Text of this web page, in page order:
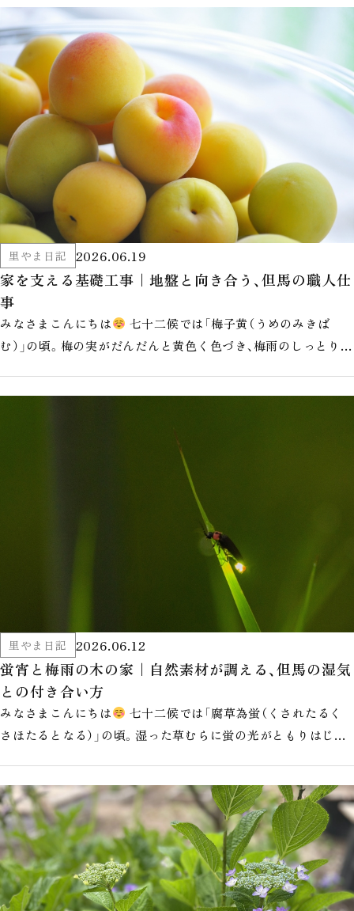
里やま日記 2026.06.19
家を支える基礎工事｜地盤と向き合う、但馬の職人仕
事
みなさまこんにちは
七十二候では「梅子黄（うめのみきば
む）」の頃。梅の実がだんだんと黄色く色づき、梅雨のしっとりと
里やま日記 2026.06.12
蛍宵と梅雨の木の家｜自然素材が調える、但馬の湿気
との付き合い方
みなさまこんにちは
七十二候では「腐草為蛍（くされたるく
さほたるとなる）」の頃。湿った草むらに蛍の光がともりはじめ